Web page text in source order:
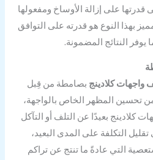
قدرتها على إزالة الأوساخ ومفعولها
بهذا النوع هو قدرته على التوافق
النتائج المضمونة.
واجهات كلادينج بصامطة من قِبل
تحسين المظهر الخاص بالواجهة،
كلادينج بعيدًا عن التلف أو التآكل
التكلفة على المدى البعيد،
التي عادةً ما تنتج عن تراكم